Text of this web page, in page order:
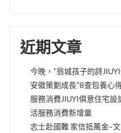
近期文章
今晚，“翁城孩子的詩
安徽策劃成長“8查包養心
服務消費JIUYI俱意住宅
活服務消費新增量
志士赴國難 家信抵萬金–